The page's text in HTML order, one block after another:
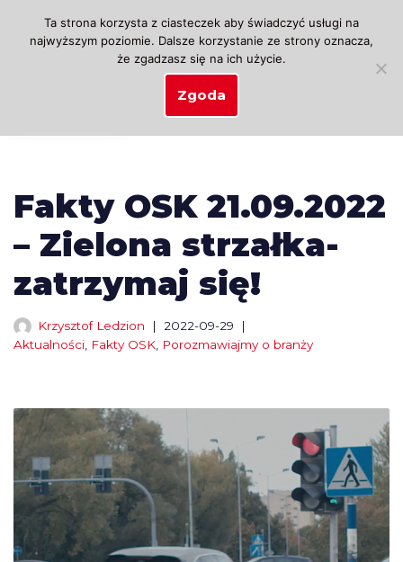
Przejdź
Fakty OSK 21.09.2022
– Zielona strzałka-
zatrzymaj się!
Krzysztof Ledzion
2022-09-29
Aktualności Fakty OSK Porozmawiajmy o branży
Ta strona korzysta z ciasteczek aby świadczyć usługi na
najwyższym poziomie. Dalsze korzystanie ze strony oznacza,
że zgadzasz się na ich użycie.
Zgoda